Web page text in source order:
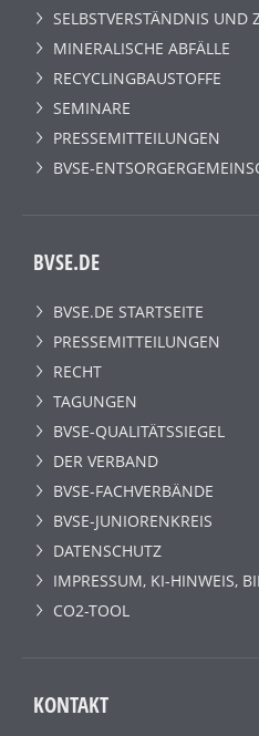
SELBSTVERSTÄNDNIS UND
MINERALISCHE ABFÄLLE
RECYCLINGBAUSTOFFE
SEMINARE
PRESSEMITTEILUNGEN
BVSE-
BVSE.DE
BVSE.DE STARTSEITE
PRESSEMITTEILUNGEN
RECHT
TAGUNGEN
BVSE-QUALITÄTSSIEGEL
DER VERBAND
BVSE-FACHVERBÄNDE
BVSE-JUNIORENKREIS
DATENSCHUTZ
IMPRESSUM, KI-HINWEIS,
CO2-TOOL
KONTAKT